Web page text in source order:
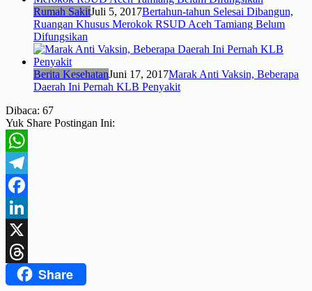
Rumah SakitJuli 5, 2017Bertahun-tahun Selesai Dibangun,
Ruangan Khusus Merokok RSUD Aceh Tamiang Belum
Difungsikan
Berita KesehatanJuni 17, 2017Marak Anti Vaksin, Beberapa
Daerah Ini Pernah KLB Penyakit
Dibaca: 67
Yuk Share Postingan Ini:
WhatsApp
Telegram
Facebook
LinkedIn
X
ThreadsShare